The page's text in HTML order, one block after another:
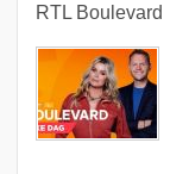
RTL Boulevard